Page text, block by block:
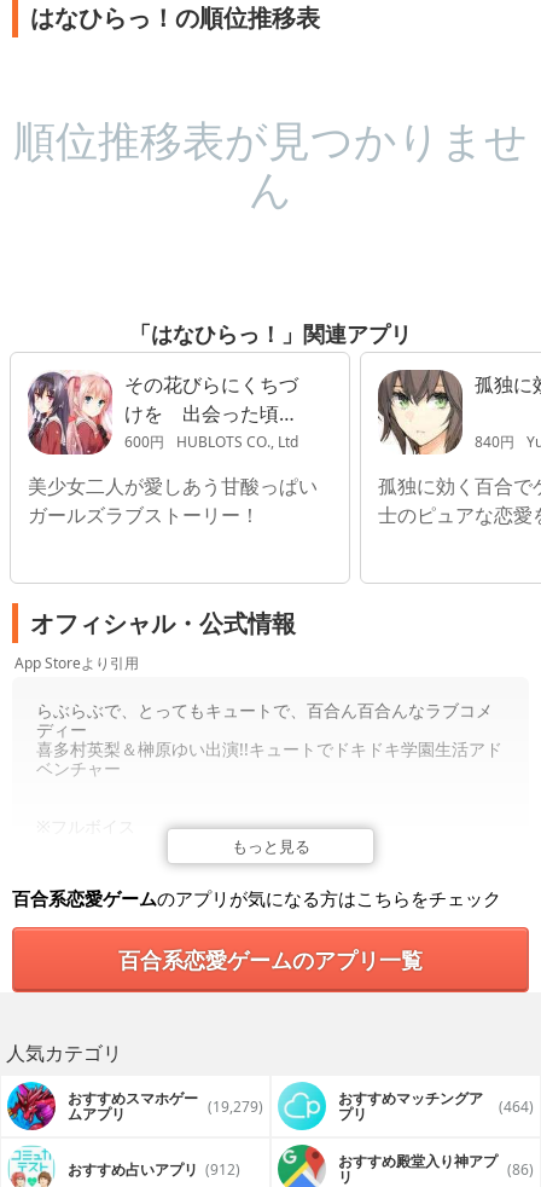
はなひらっ！の順位推移表
順位推移表が見つかりませ
ん
「はなひらっ！」関連アプリ
その花びらにくちづ
けを 出会った頃の
思い出に
600円 HUBLOTS CO., Ltd
美少女二人が愛しあう甘酸っぱい
ガールズラブストーリー！
孤独に
840円
孤独に効く百合で
士のピュアな恋愛
オフィシャル・公式情報
App Storeより引用
もっと見る
らぶらぶで、とってもキュートで、百合ん百合んなラブコメ
ディー
喜多村英梨＆榊原ゆい出演!!キュートでドキドキ学園生活アド
ベンチャー
※フルボイス
※ゲーム内の言語はすべて日本語となります。
※作品はiOS向けにアレンジされており、オリジナル作品と異
なる部分がございます。 ！
[ストーリー]
主人公「羽村佳織（はねむらかおり）」は、幼馴染の「結城
あまね（ゆうきあまね）」の事が大好き！
ねに振り回されっぱなし!?
「あたしは佳織ちゃんのお嫁さんだもん」
な〜んて無邪気にはしゃいで……
そんなあまねと佳織の学園生活は、とってもキュートでドキ
ドキなんです
ヒロインたちには実力派人気声優「喜多村英梨」＆「榊原ゆ
い」を起用!!
百合系恋愛ゲームのアプリが気になる方はこちらをチェック
百合系恋愛ゲームのアプリ一覧
人気カテゴリ
おすすめスマホゲー
ムアプリ (19,279) おすすめマッチングア
プリ (464)
おすすめ占いアプリ (912) おすすめ殿堂入り神アプ
リ (86)